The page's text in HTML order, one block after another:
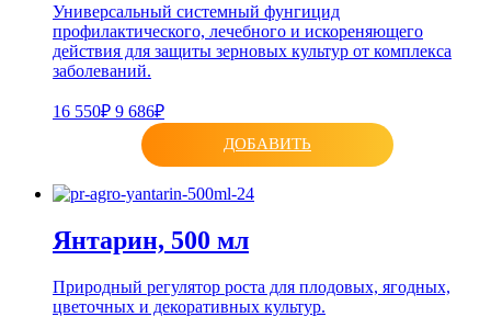
Универсальный системный фунгицид
профилактического, лечебного и искореняющего
действия для защиты зерновых культур от комплекса
заболеваний.
16 550₽ 9 686₽
ДОБАВИТЬ
Янтарин, 500 мл
Природный регулятор роста для плодовых, ягодных,
цветочных и декоративных культур.